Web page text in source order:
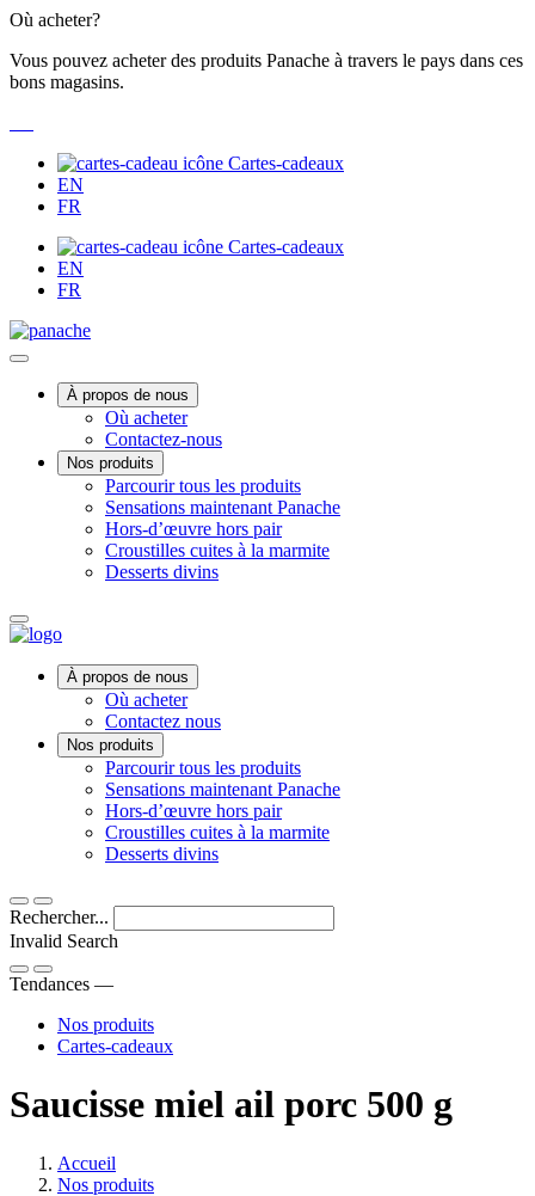
Passer
contenu
Où acheter?
Vous pouvez acheter des produits Panache à travers le pays dans ces
bons magasins.
Cartes-cadeaux
EN
FR
Cartes-cadeaux
EN
FR
MainÀ propos de nous
Où acheter
Contactez-nous
Nos produits
Parcourir tous les produits
Sensations maintenant Panache
Hors-d’œuvre hors pair
Croustilles cuites à la marmite
Desserts divins
Main
MenuÀ propos de nous
Où acheter
Contactez nous
Nos produits
Parcourir tous les produits
Sensations maintenant Panache
Hors-d’œuvre hors pair
Croustilles cuites à la marmite
Desserts divins
Rechercher...
Invalid Search
Submit
Tendances —
Nos produits
Cartes-cadeaux
Saucisse miel ail porc 500 g
Accueil
Nos produits